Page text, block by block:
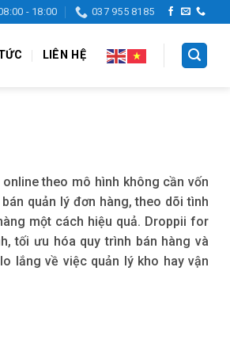
- 18:00 037 955 8185
LIÊN HỆ
theo mô hình không cần vốn
quản lý đơn hàng, theo dõi tình
một cách hiệu quả. Droppii for
tối ưu hóa quy trình bán hàng và
lắng về việc quản lý kho hay vận